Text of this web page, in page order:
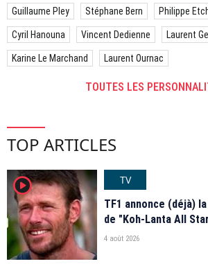
Guillaume Pley Stéphane Bern Philippe
Cyril Hanouna Vincent Dedienne Laurent
Karine Le Marchand Laurent Ournac
TOUTES LES
TOP ARTICLES
player2
TV
TF1 annonce (déjà)
de "Koh-Lanta All
4 août 2026